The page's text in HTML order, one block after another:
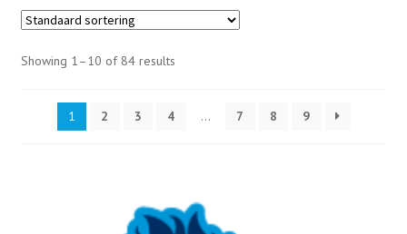
Showing 1–10 of 84 results
1 2 3 4 … 7 8 9